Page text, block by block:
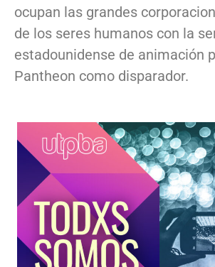
ocupan las grandes
de los seres humanos con la
estadounidense de animación
Pantheon como disparador.